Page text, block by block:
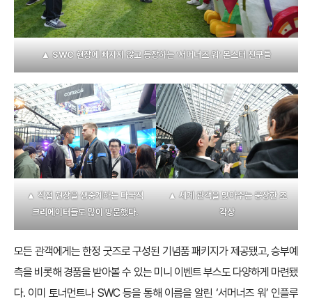
▲ SWC 현장에 빠지지 않고 등장하는 ‘서머너즈 워’ 몬스터 친구들
▲ 직접 현장을 생중계하는 다국적
크리에이터들도 많이 방문했다.
▲ 세계 관객을 맞아주는 웅장한 조
각상
모든 관객에게는 한정 굿즈로 구성된 기념품 패키지가 제공됐고, 승부예
측을 비롯해 경품을 받아볼 수 있는 미니 이벤트 부스도 다양하게 마련됐
다. 이미 토너먼트나 SWC 등을 통해 이름을 알린 ‘서머너즈 워’ 인플루